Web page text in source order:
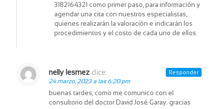
3182164321 como primer paso, para información y
agendar una cita con nuestros especialistas,
quienes realizarán la valoración e indicarán los
procedimientos y el costo de cada uno de ellos.
nelly lesmez dice:
24 marzo, 2023 a las 6:20 pm
buenas tardes, como me comunico con el
consultorio del doctor David José Garay. gracias
Responder